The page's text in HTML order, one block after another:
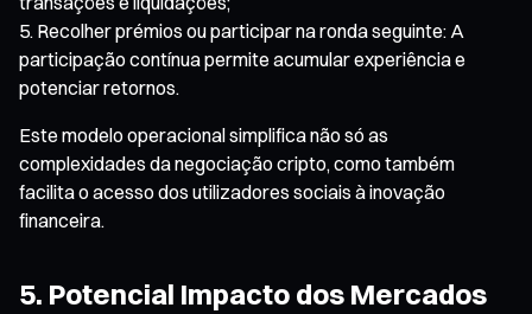
Recolher prémios ou participar na ronda seguinte: A
participação contínua permite acumular experiência e
potenciar retornos.
Este modelo operacional simplifica não só as
complexidades da negociação cripto, como também
facilita o acesso dos utilizadores sociais à inovação
financeira.
5. Potencial Impacto dos Mercados